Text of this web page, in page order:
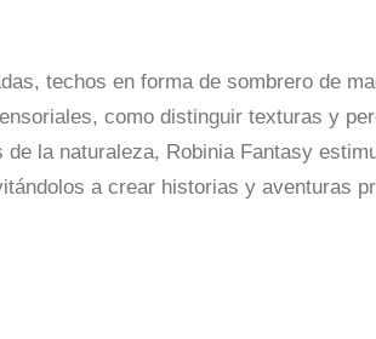
techos en forma de sombrero de
como distinguir texturas y
la naturaleza, Robinia Fantasy
a crear historias y aventuras